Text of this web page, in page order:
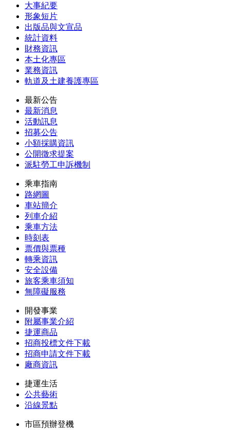
大事紀要
形象短片
出版品與文宣品
統計資料
財務資訊
本土化專區
業務資訊
軌道及土建養護專區
最新公告
最新消息
活動訊息
招募公告
小額採購資訊
公開徵求提案
派駐勞工申訴機制
乘車指南
路網圖
車站簡介
列車介紹
乘車方法
時刻表
票價與票種
轉乘資訊
安全設備
旅客乘車須知
無障礙服務
開發事業
附屬事業介紹
捷運商品
招商投標文件下載
招商申請文件下載
廠商資訊
捷運生活
公共藝術
沿線景點
市區預辦登機